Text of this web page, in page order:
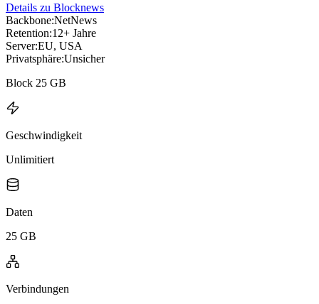
Details zu Blocknews
Backbone:NetNews
Retention:12+ Jahre
Server:EU, USA
Privatsphäre:Unsicher
Block 25 GB
Geschwindigkeit
Unlimitiert
Daten
25 GB
Verbindungen